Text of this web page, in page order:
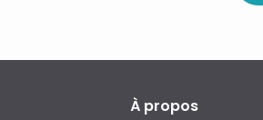
À propos